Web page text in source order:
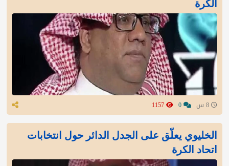
الكرة
الخليوي يعلّق على الجدل الدائر حول انتخابات
اتحاد الكرة